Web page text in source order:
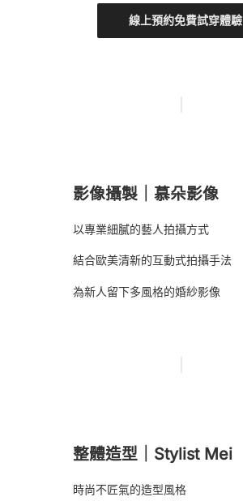
線上預約免費試穿體驗
影像攝製｜慕朵影像
以專業細膩的藝人拍攝方式
結合歐美清新的互動式拍攝手法
為新人留下多風格的婚紗影像
整體造型｜Stylist Mei
時尚不匠氣的造型風格